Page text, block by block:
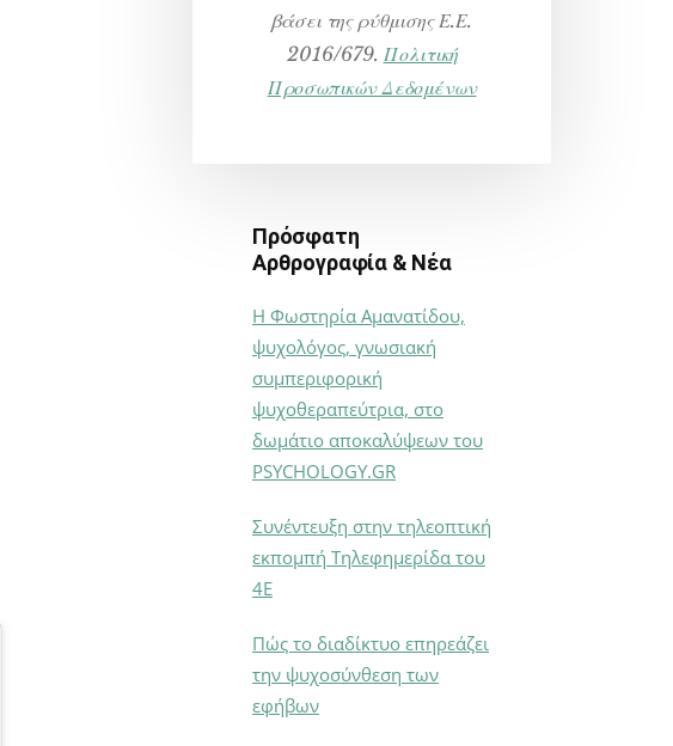
βάσει της ρύθμισης Ε.Ε.
2016/679. Πολιτική
Προσωπικών Δεδομένων
Πρόσφατη
Αρθρογραφία & Νέα
Η Φωστηρία Αμανατίδου,
ψυχολόγος, γνωσιακή
συμπεριφορική
ψυχοθεραπεύτρια, στο
δωμάτιο αποκαλύψεων του
PSYCHOLOGY.GR
Συνέντευξη στην τηλεοπτική
εκπομπή Τηλεφημερίδα του
4Ε
Πώς το διαδίκτυο επηρεάζει
την ψυχοσύνθεση των
εφήβων